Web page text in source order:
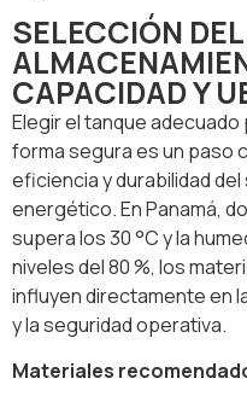
SELECCIÓN
CAPACIDAD Y
Elegir el tanque
forma segura es un paso
eficiencia y durabilidad
energético. En Panamá,
supera los 30 °C y la
niveles del 80 %, los
influyen directamente en
y la seguridad operativa.
Materiales